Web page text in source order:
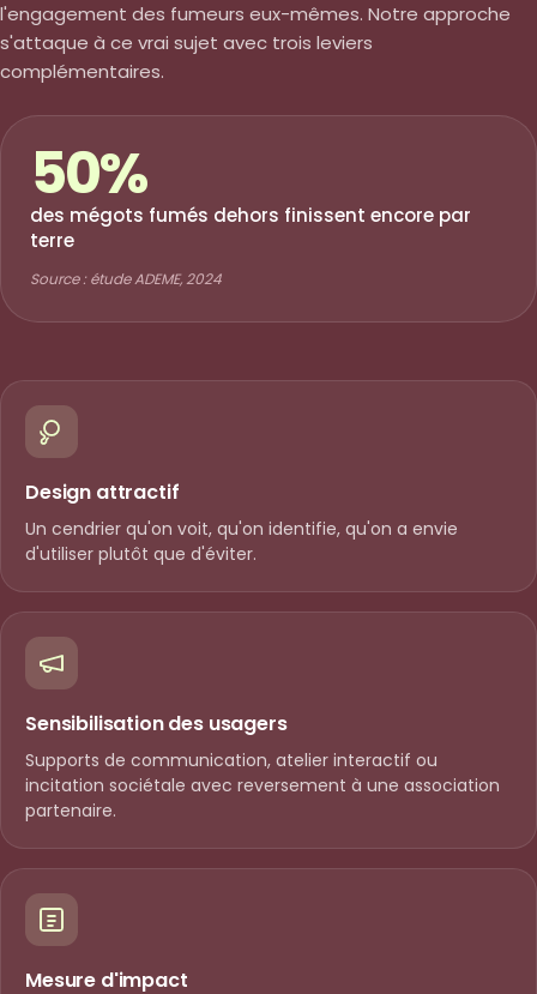
l'engagement des fumeurs eux-mêmes. Notre approche
s'attaque à ce vrai sujet avec trois leviers
complémentaires.
50%
des mégots fumés dehors finissent encore par
terre
Source : étude ADEME, 2024
Design attractif
Un cendrier qu'on voit, qu'on identifie, qu'on a envie
d'utiliser plutôt que d'éviter.
Sensibilisation des usagers
Supports de communication, atelier interactif ou
incitation sociétale avec reversement à une association
partenaire.
Mesure d'impact